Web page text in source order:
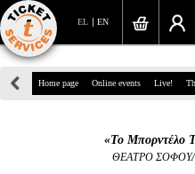
EN
EL
39,
Home page Online events Live!
«Το Μπορντέλο
ΘΕΑΤΡΟ